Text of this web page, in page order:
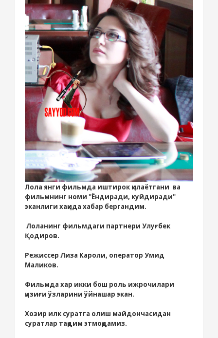
Лола янги фильмда иштирок қилаётгани ва
фильмнинг номи "Ёндиради, куйдиради"
эканлиги хақида хабар бергандим.
Лоланинг фильмдаги партнери Улуғбек
Қодиров.
Режиссер Лиза Кароли, оператор Умид
Маликов.
Фильмда хар икки бош роль ижрочилари
қизиғи ўзларини ўйнашар экан.
Хозир илк суратга олиш майдончасидан
суратлар тақдим этмоқдамиз.